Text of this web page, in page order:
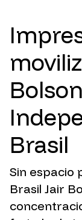
Brasil
Sin espacio
Brasil Jair